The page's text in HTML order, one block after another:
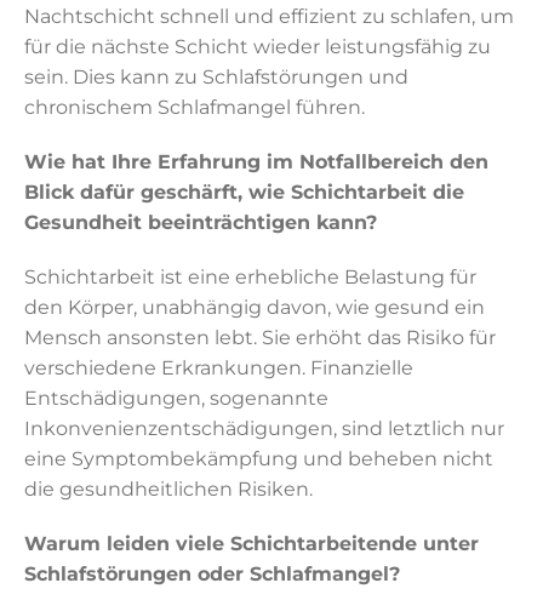
Nachtschicht schnell und effizient zu schlafen, um
für die nächste Schicht wieder leistungsfähig zu
sein. Dies kann zu Schlafstörungen und
chronischem Schlafmangel führen.
Wie hat Ihre Erfahrung im Notfallbereich den
Blick dafür geschärft, wie Schichtarbeit die
Gesundheit beeinträchtigen kann?
Schichtarbeit ist eine erhebliche Belastung für
den Körper, unabhängig davon, wie gesund ein
Mensch ansonsten lebt. Sie erhöht das Risiko für
verschiedene Erkrankungen. Finanzielle
Entschädigungen, sogenannte
Inkonvenienzentschädigungen, sind letztlich nur
eine Symptombekämpfung und beheben nicht
die gesundheitlichen Risiken.
Warum leiden viele Schichtarbeitende unter
Schlafstörungen oder Schlafmangel?